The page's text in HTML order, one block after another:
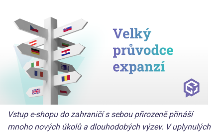
Vstup e-shopu do zahraničí s sebou přirozeně přináší
mnoho nových úkolů a dlouhodobých výzev. V uplynulých